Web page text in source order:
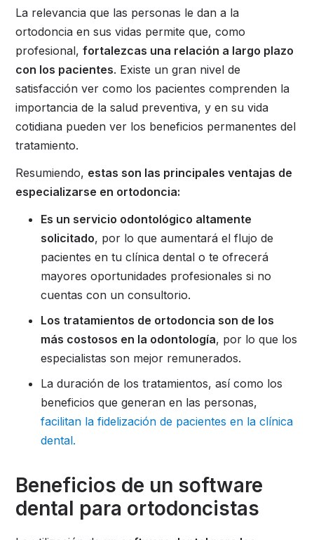
La relevancia que las personas le dan a la
ortodoncia en sus vidas permite que, como
profesional,fortalezcas una relación a largo plazo
con los pacientes. Existe un gran nivel de
satisfacción ver como los pacientes comprenden la
importancia de la salud preventiva, y en su vida
cotidiana pueden ver los beneficios permanentes del
tratamiento.
Resumiendo, estas son las principales ventajas de
especializarse en ortodoncia:
Es un servicio odontológico altamente
solicitado, por lo que aumentará el flujo de
pacientes en tu clínica dental o te ofrecerá
mayores oportunidades profesionales si no
cuentas con un consultorio.
Los tratamientos de ortodoncia son de los
más costosos en la odontología, por lo que los
especialistas son mejor remunerados.
La duración de los tratamientos, así como los
beneficios que generan en las personas,
facilitan la fidelización de pacientes en la clínica
dental.
Beneficios de un software
dental para ortodoncistas